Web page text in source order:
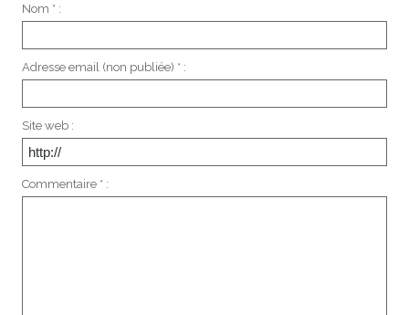
Nom * :
Adresse email (non publiée) * :
Site web :
Commentaire * :